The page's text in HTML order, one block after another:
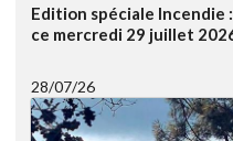
Edition spéciale Incendie
ce mercredi 29 juillet
28/07/26